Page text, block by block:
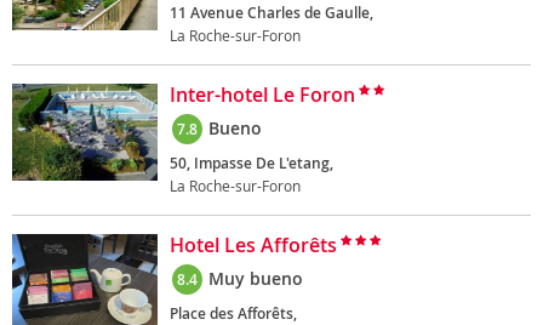
11 Avenue Charles de Gaulle,
La Roche-sur-Foron
Inter-hotel Le Foron
7.8 Bueno
50, Impasse De L'etang,
La Roche-sur-Foron
Hotel Les Afforêts
8.4 Muy bueno
Place des Afforêts,